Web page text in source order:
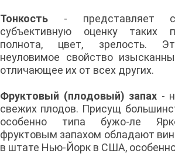
Тонкость - представляет
субъективную оценку таких
полнота, цвет, зрелость.
неуловимое свойство
отличающее их от всех других.
Фруктовый (плодовый) запах -
свежих плодов. Присущ
особенно типа бужо-ле
фруктовым запахом обладают
в штате Нью-Йорк в США, особенно